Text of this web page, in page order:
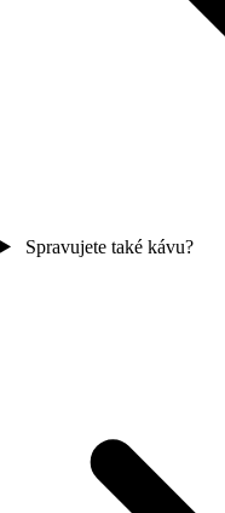
Spravujete také kávu?